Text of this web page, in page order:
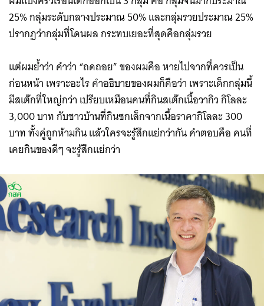
25% กลุ่มระดับกลางประมาณ 50% และกลุ่มรวยประมาณ 25%
ปรากฏว่ากลุ่มที่โดนผล กระทบเยอะที่สุดคือกลุ่มรวย
แต่ผมย้ำว่า คำว่า “ถดถอย” ของผมคือ หายไปจากที่ควรเป็น
ก่อนหน้า เพราะอะไร คำอธิบายของผมก็คือว่า เพราะเด็กกลุ่มนี้
มีสเต๊กที่ใหญ่กว่า เปรียบเหมือนคนที่กินสเต๊กเนื้อวากิว กิโลละ
3,000 บาท กับชาวบ้านที่กินซกเล็กจากเนื้อราคากิโลละ 300
บาท ทั้งคู่ถูกห้ามกิน แล้วใครจะรู้สึกแย่กว่ากัน คำตอบคือ คนที่
เคยกินของดีๆ จะรู้สึกแย่กว่า